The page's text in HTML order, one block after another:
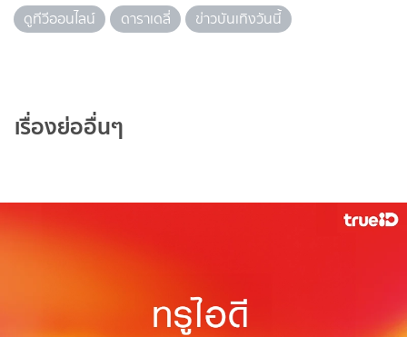
ดูทีวีออนไลน์
ดาราเดลี่ ข่าวบันเทิงวันนี้
เรื่องย่ออื่นๆ